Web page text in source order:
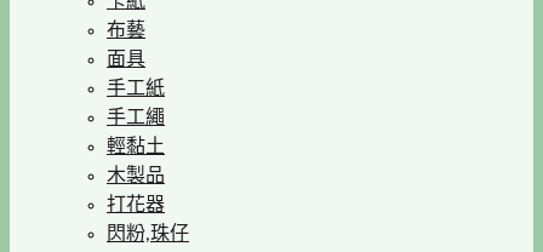
布藝
面具
手工紙
手工繩
輕黏土
木製品
打花器
閃粉,珠仔